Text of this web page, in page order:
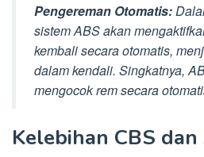
Pengereman Otomatis:
sistem ABS akan
kembali secara otomatis,
dalam kendali. Singkatnya,
mengocok rem secara
Kelebihan CBS